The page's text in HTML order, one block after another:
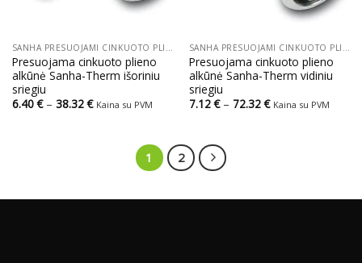
SANHA PRESUOJAMI CINKUOTO PLIENO VAMZDŽIAI IR JUNGTYS
Presuojama cinkuoto plieno
alkūnė Sanha-Therm išoriniu
sriegiu
6.40€ – 38.32€Price
range:
Kaina su PVM
SANHA PRESUOJAMI CINKUOTO PLIENO VAMZDŽIAI IR JUNGTYS
Presuojama cinkuoto plieno
alkūnė Sanha-Therm vidiniu
sriegiu
7.12€ – 72.32€Price
range:
Kaina su PVM
1 2